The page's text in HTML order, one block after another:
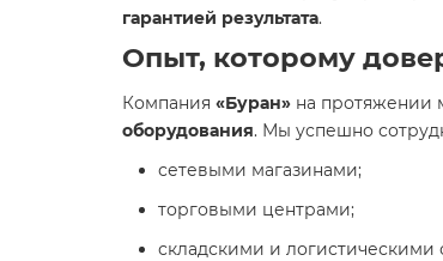
гарантией результата.
Опыт, которому
Компания «Буран» на протяжении
оборудования. Мы успешно
сетевыми магазинами;
торговыми центрами;
складскими и логистическими